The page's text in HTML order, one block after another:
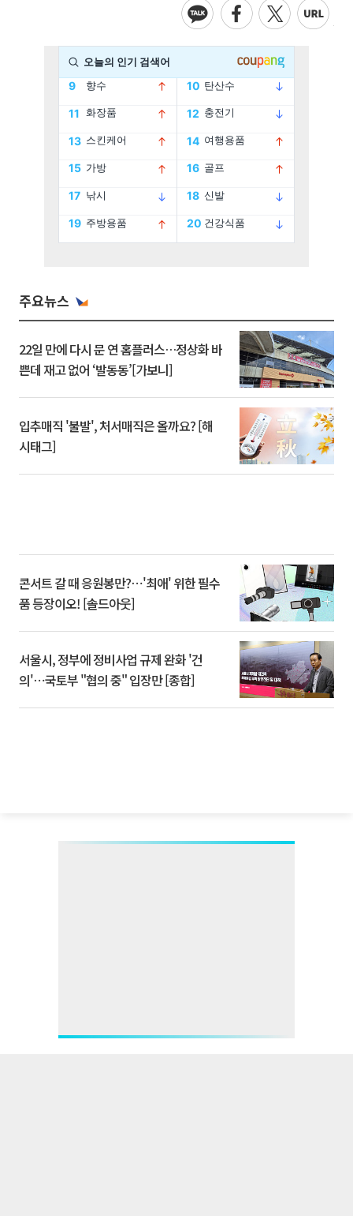
주요뉴스
22일 만에 다시 문 연 홈플러스…정상화 바
쁜데 재고 없어 ‘발동동’[가보니]
입추매직 '불발', 처서매직은 올까요? [해
시태그]
콘서트 갈 때 응원봉만?⋯'최애' 위한 필수
품 등장이오! [솔드아웃]
서울시, 정부에 정비사업 규제 완화 '건
의'⋯국토부 "협의 중" 입장만 [종합]